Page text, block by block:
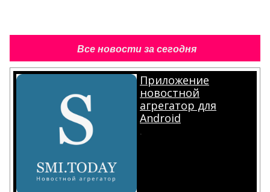
Все новости за сегодня
Приложение
новостной
агрегатор для
Android
.